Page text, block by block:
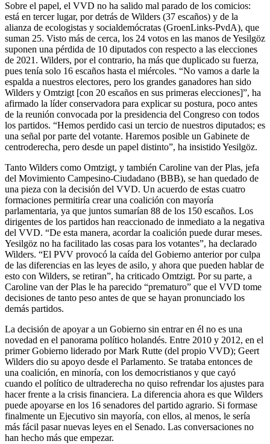
Sobre el papel, el VVD no ha salido mal parado de los comicios:
está en tercer lugar, por detrás de Wilders (37 escaños) y de la
alianza de ecologistas y socialdemócratas (GroenLinks-PvdA), que
suman 25. Visto más de cerca, los 24 votos en las manos de Yesilgöz
suponen una pérdida de 10 diputados con respecto a las elecciones
de 2021. Wilders, por el contrario, ha más que duplicado su fuerza,
pues tenía solo 16 escaños hasta el miércoles. “No vamos a darle la
espalda a nuestros electores, pero los grandes ganadores han sido
Wilders y Omtzigt [con 20 escaños en sus primeras elecciones]”, ha
afirmado la líder conservadora para explicar su postura, poco antes
de la reunión convocada por la presidencia del Congreso con todos
los partidos. “Hemos perdido casi un tercio de nuestros diputados; es
una señal por parte del votante. Haremos posible un Gabinete de
centroderecha, pero desde un papel distinto”, ha insistido Yesilgöz.
Tanto Wilders como Omtzigt, y también Caroline van der Plas, jefa
del Movimiento Campesino-Ciudadano (BBB), se han quedado de
una pieza con la decisión del VVD. Un acuerdo de estas cuatro
formaciones permitiría crear una coalición con mayoría
parlamentaria, ya que juntos sumarían 88 de los 150 escaños. Los
dirigentes de los partidos han reaccionado de inmediato a la negativa
del VVD. “De esta manera, acordar la coalición puede durar meses.
Yesilgöz no ha facilitado las cosas para los votantes”, ha declarado
Wilders. “El PVV provocó la caída del Gobierno anterior por culpa
de las diferencias en las leyes de asilo, y ahora que pueden hablar de
esto con Wilders, se retiran”, ha criticado Omtzigt. Por su parte, a
Caroline van der Plas le ha parecido “prematuro” que el VVD tome
decisiones de tanto peso antes de que se hayan pronunciado los
demás partidos.
La decisión de apoyar a un Gobierno sin entrar en él no es una
novedad en el panorama político holandés. Entre 2010 y 2012, en el
primer Gobierno liderado por Mark Rutte (del propio VVD); Geert
Wilders dio su apoyo desde el Parlamento. Se trataba entonces de
una coalición, en minoría, con los democristianos y que cayó
cuando el político de ultraderecha no quiso refrendar los ajustes para
hacer frente a la crisis financiera. La diferencia ahora es que Wilders
puede apoyarse en los 16 senadores del partido agrario. Si formase
finalmente un Ejecutivo sin mayoría, con ellos, al menos, le sería
más fácil pasar nuevas leyes en el Senado. Las conversaciones no
han hecho más que empezar.